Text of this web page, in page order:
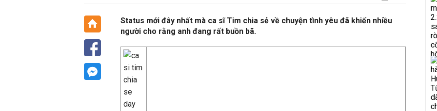
Status mới đây nhất mà ca sĩ Tim chia sẻ về chuyện tình yêu đã khiến nhiều
người cho rằng anh đang rất buồn bã.